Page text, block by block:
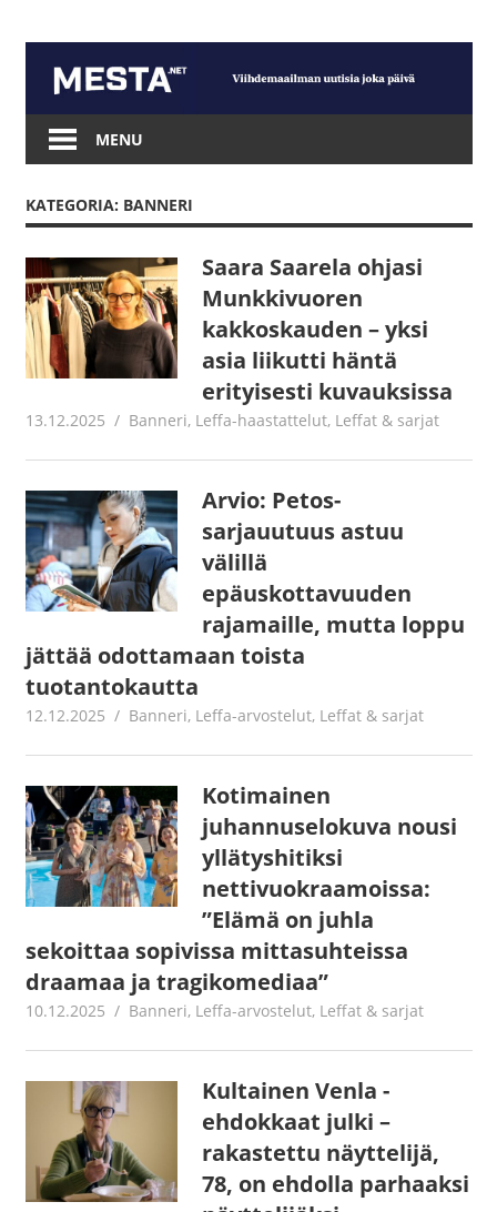
content
Mesta.net
MENU
KATEGORIA: BANNERI
Saara Saarela ohjasi
Munkkivuoren
kakkoskauden – yksi
asia liikutti häntä
erityisesti kuvauksissa
13.12.2025 Jouni Hirn
Banneri, Leffa-haastattelut, Leffat & sarjat
Arvio: Petos-
sarjauutuus astuu
välillä
epäuskottavuuden
rajamaille, mutta loppu
jättää odottamaan toista
tuotantokautta
12.12.2025 Juha Kaunisto
Banneri, Leffa-arvostelut, Leffat & sarjat
Kotimainen
juhannuselokuva nousi
yllätyshitiksi
nettivuokraamoissa:
”Elämä on juhla
sekoittaa sopivissa mittasuhteissa
draamaa ja tragikomediaa”
10.12.2025 Jouni Hirn
Banneri, Leffa-arvostelut, Leffat & sarjat
Kultainen Venla -
ehdokkaat julki –
rakastettu näyttelijä,
78, on ehdolla parhaaksi